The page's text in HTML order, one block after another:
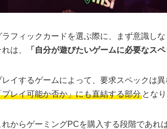
ラフィックカードを選ぶ際に、まず意識しな
は、
「自分が遊びたいゲームに必要なスペ
レイするゲームによって、要求スペックは
プレイ可能か否か」にも直結する部分 となり
れからゲーミングPCを購入する段階であれ